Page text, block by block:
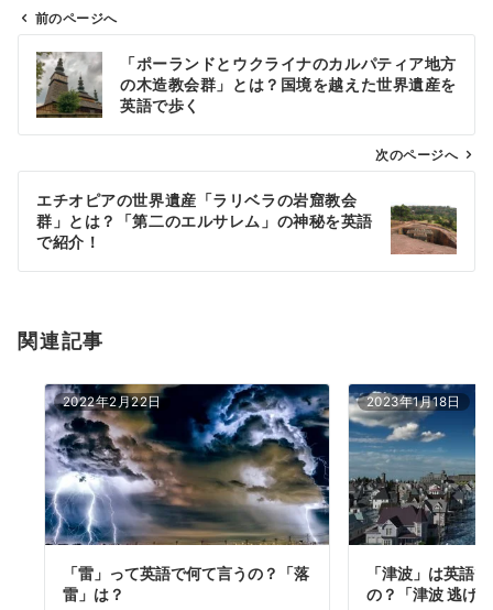
ビ
ン
前のページへ
「ポーランドとウクライナのカルパティア地方
の木造教会群」とは？国境を越えた世界遺産を
英語で歩く
次のページへ
エチオピアの世界遺産「ラリベラの岩窟教会
群」とは？「第二のエルサレム」の神秘を英語
で紹介！
関連記事
2022年2月22日
「雷」って英語で何て言うの？「落
雷」は？
2023年1月18日
「津波」は英語
の？「津波 逃げ